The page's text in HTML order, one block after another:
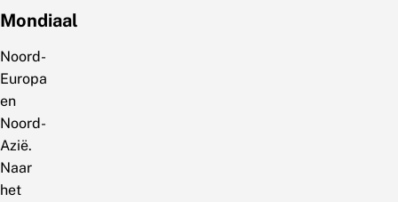
Mondiaal
Noord-
Europa
en
Noord-
Azië.
Naar
het